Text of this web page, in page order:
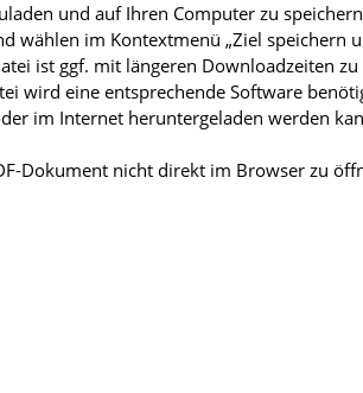
und auf Ihren Computer zu
wählen im Kontextmenü „Ziel speichern
ist ggf. mit längeren Downloadzeiten zu
wird eine entsprechende Software
im Internet heruntergeladen werden
Dokument nicht direkt im Browser zu